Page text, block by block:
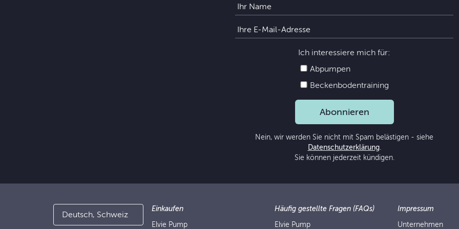
Ich interessiere mich für:
Abpumpen
Beckenbodentraining
Abonnieren
Nein, wir werden Sie nicht mit Spam belästigen - siehe
Datenschutzerklärung.
Sie können jederzeit kündigen.
Deutsch, Schweiz
Einkaufen
Elvie Pump
Häufig gestellte Fragen (FAQs)
Elvie Pump
Impressum
Unternehmen